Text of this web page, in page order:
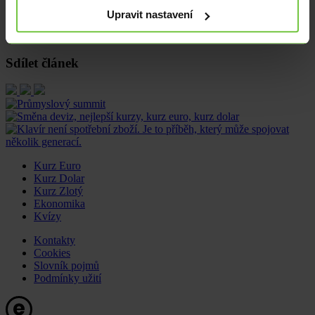
Upravit nastavení
z poloviny letošního února.
Očekávané události
Sdílet článek
Kurz Euro
Kurz Dolar
Kurz Zlotý
Ekonomika
Kvízy
Kontakty
Cookies
Slovník pojmů
Podmínky užití